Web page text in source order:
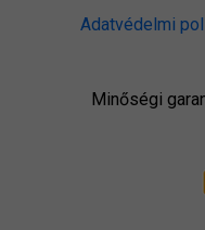
Adatvédelmi
Minőségi